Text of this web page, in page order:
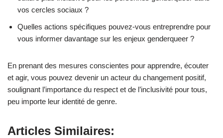
vos cercles sociaux ?
Quelles actions spécifiques pouvez-vous entreprendre pour
vous informer davantage sur les enjeux genderqueer ?
En prenant des mesures conscientes pour apprendre, écouter
et agir, vous pouvez devenir un acteur du changement positif,
soulignant l’importance du respect et de l’inclusivité pour tous,
peu importe leur identité de genre.
Articles Similaires: